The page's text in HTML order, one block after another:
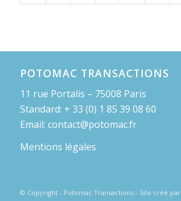
POTOMAC TRANSACTIONS
11 rue Portalis – 75008 Paris
Standard: + 33 (0) 1 85 39 08 60
Email: contact@potomac.fr
Mentions légales
© Copyright - Potomac Transactions - Site créé par